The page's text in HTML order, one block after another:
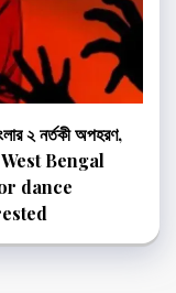
২ নর্তকী অপহরণ,
West Bengal
dance